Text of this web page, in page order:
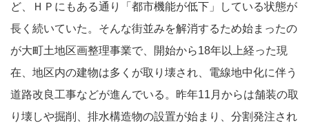
ど、ＨＰにもある通り「都市機能が低下」している状態が
長く続いていた。そんな街並みを解消するため始まったの
が大町土地区画整理事業で、開始から18年以上経った現
在、地区内の建物は多くが取り壊され、電線地中化に伴う
道路改良工事などが進んでいる。昨年11月からは舗装の取
り壊しや掘削、排水構造物の設置が始まり、分割発注され